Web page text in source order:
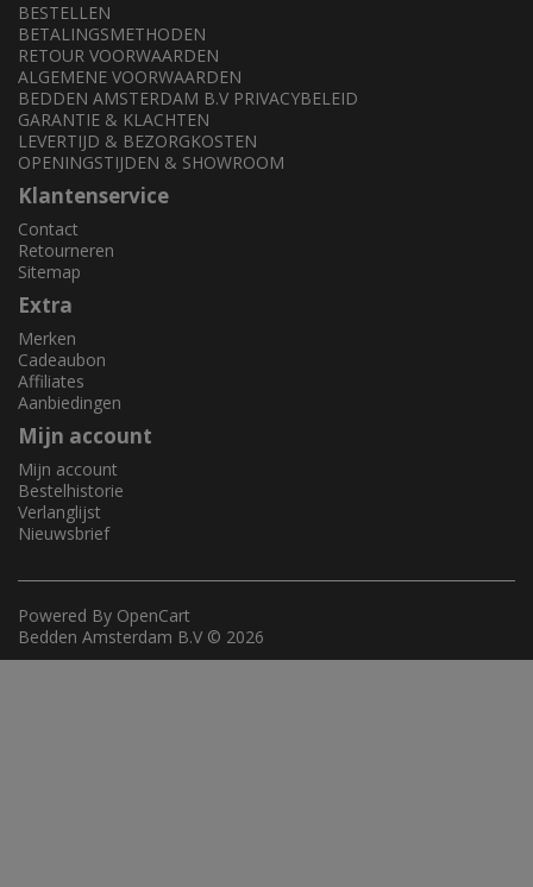
BESTELLEN
BETALINGSMETHODEN
RETOUR VOORWAARDEN
ALGEMENE VOORWAARDEN
BEDDEN AMSTERDAM B.V PRIVACYBELEID
GARANTIE & KLACHTEN
LEVERTIJD & BEZORGKOSTEN
OPENINGSTIJDEN & SHOWROOM
Klantenservice
Contact
Retourneren
Sitemap
Extra
Merken
Cadeaubon
Affiliates
Aanbiedingen
Mijn account
Mijn account
Bestelhistorie
Verlanglijst
Nieuwsbrief
Powered By OpenCart
Bedden Amsterdam B.V © 2026